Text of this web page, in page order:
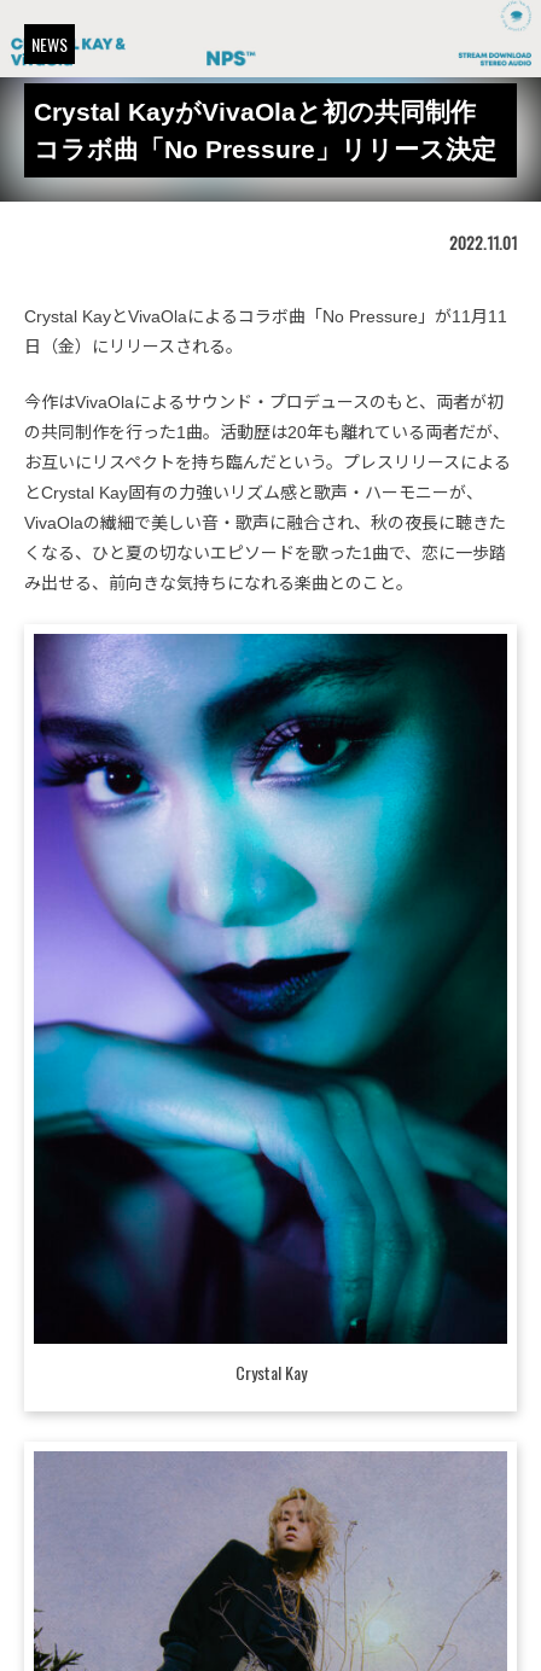
NEWS
Crystal KayがVivaOlaと初の共同制作
コラボ曲「No Pressure」リリース決定
2022.11.01
Crystal KayとVivaOlaによるコラボ曲「No Pressure」が11月11
日（金）にリリースされる。
今作はVivaOlaによるサウンド・プロデュースのもと、両者が初
の共同制作を行った1曲。活動歴は20年も離れている両者だが、
お互いにリスペクトを持ち臨んだという。プレスリリースによる
とCrystal Kay固有の力強いリズム感と歌声・ハーモニーが、
VivaOlaの繊細で美しい音・歌声に融合され、秋の夜長に聴きた
くなる、ひと夏の切ないエピソードを歌った1曲で、恋に一歩踏
み出せる、前向きな気持ちになれる楽曲とのこと。
Crystal Kay